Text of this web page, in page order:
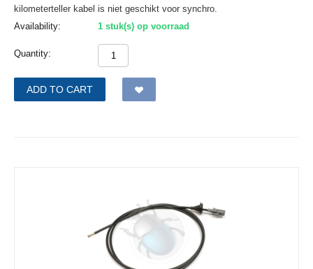
kilometerteller kabel is niet geschikt voor synchro.
Availability:
1 stuk(s) op voorraad
Quantity:
ADD TO CART